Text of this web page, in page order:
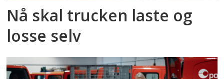
Nå skal trucken laste og
losse selv